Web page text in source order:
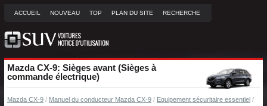
ACCUEIL NOUVEAU TOP PLAN DU SITE RECHERCHE
Mazda CX-9: Sièges avant (Sièges à
commande électrique)
Mazda CX-9 / Manuel du conducteur Mazda CX-9 / Equipement sécuritaire essentiel /